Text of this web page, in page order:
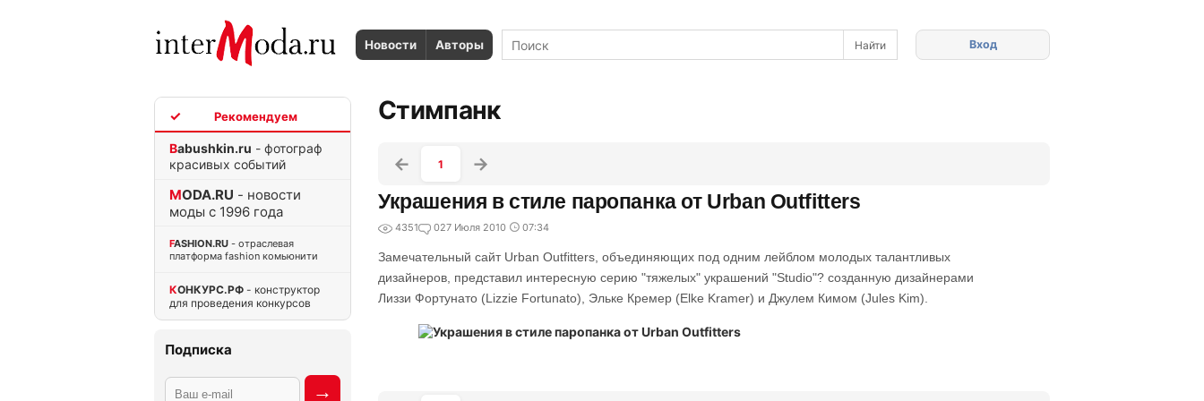
Новости Авторы Вход
Babushkin.ru - фотограф
красивых событий
MODA.RU - новости
моды с 1996 года
FASHION.RU - отраслевая
платформа fashion комьюнити
КОНКУРС.РФ - конструктор
для проведения конкурсов
Подписка
Стимпанк
1
Украшения в стиле паропанка от Urban Outfitters
4351 027 Июля 2010 07:34
Замечательный сайт Urban Outfitters, объединяющих под одним лейблом молодых талантливых
дизайнеров, представил интересную серию "тяжелых" украшений "Studio"? созданную дизайнерами
Лиззи Фортунато (Lizzie Fortunato), Эльке Кремер (Elke Kramer) и Джулем Кимом (Jules Kim).